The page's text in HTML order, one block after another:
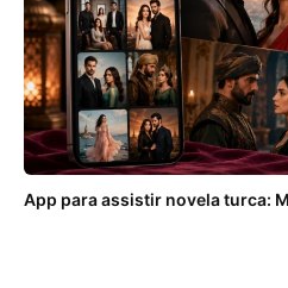
App para assistir novela turca: